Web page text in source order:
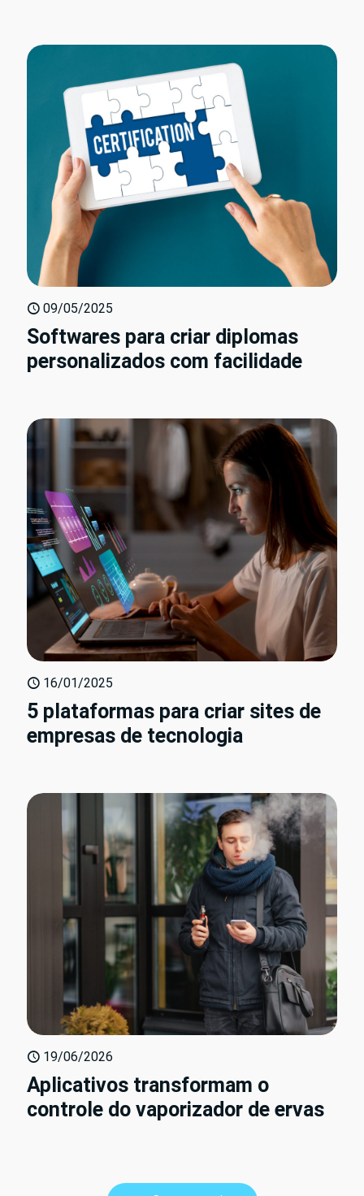
09/05/2025
Softwares para criar diplomas
personalizados com facilidade
16/01/2025
5 plataformas para criar sites de
empresas de tecnologia
19/06/2026
Aplicativos transformam o
controle do vaporizador de ervas